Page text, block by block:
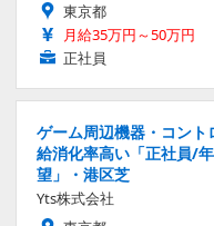
東京都
月給35万円～50万円
正社員
ゲーム周辺機器・コン
給消化率高い「正社員/
望」・港区芝
Yts株式会社